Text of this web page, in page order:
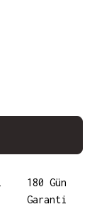
180 Gün
Garanti